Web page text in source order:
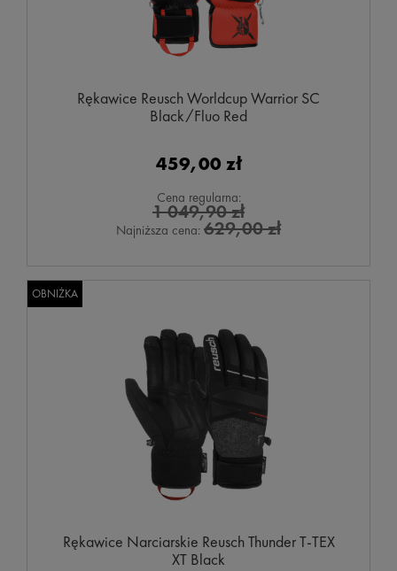
Rękawice Reusch Worldcup Warrior SC
Black/Fluo Red
459,00 zł
Cena regularna:
1 049,90 zł
Najniższa cena: 629,00 zł
Rękawice Narciarskie Reusch Thunder T-TEX
XT Black
OBNIŻKA